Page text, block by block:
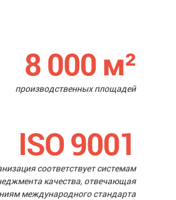
8 000м²
производственных площадей
ISO 9001
соответствует системам
качества, отвечающая
международного стандарта